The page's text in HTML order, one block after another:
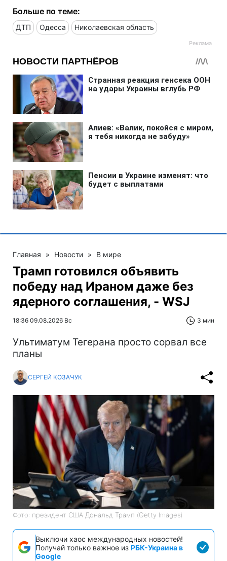
Больше по теме:
ДТП Одесса Николаевская область
Главная » Новости » В мире
Трамп готовился объявить
победу над Ираном даже без
ядерного соглашения, - WSJ
18:36 09.08.2026 Вс 3 мин
Ультиматум Тегерана просто сорвал все
планы
СЕРГЕЙ КОЗАЧУК
Фото: президент США Дональд Трамп (Getty Images)
Выключи хаос международных новостей!
Получай только важное из РБК-Украина в
Google